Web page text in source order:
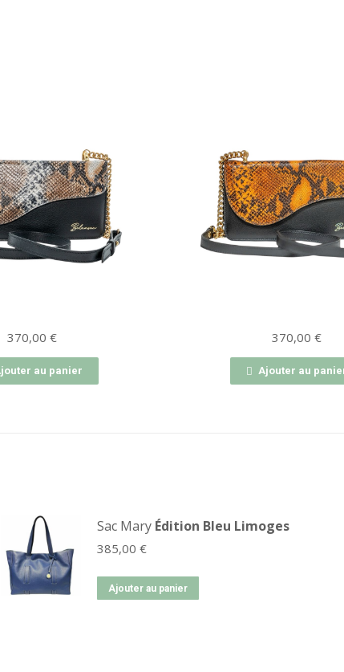
370,00€
au panier
370,00€
Ajouter au panier
Sac Mary Édition Bleu Limoges
385,00 €
Ajouter au panier